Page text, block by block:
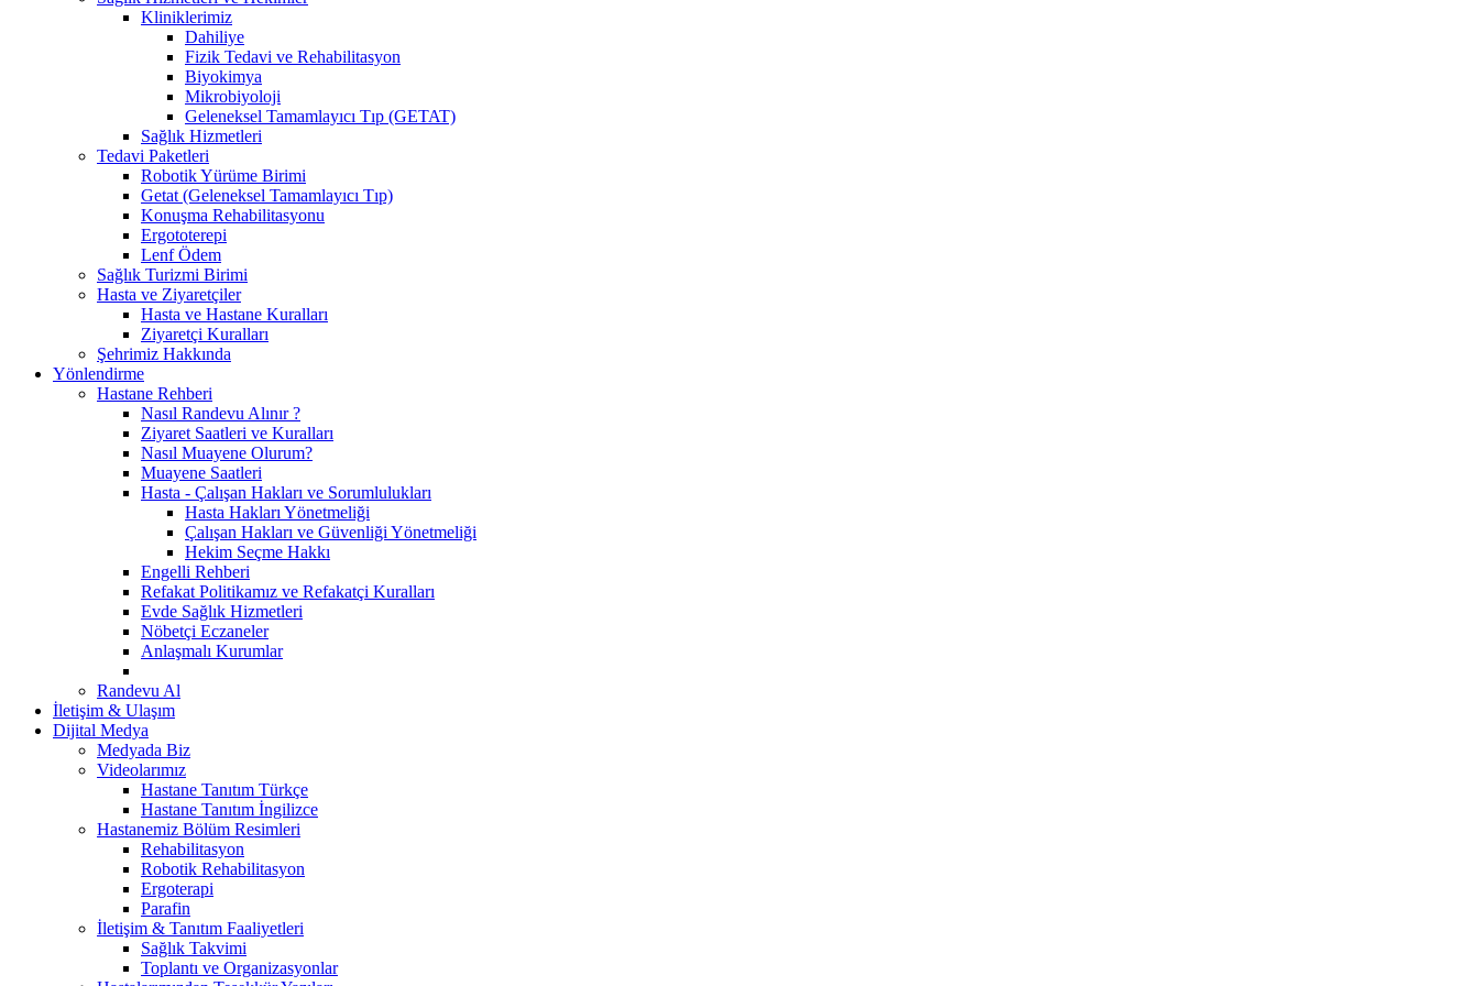
Kliniklerimiz
Dahiliye
Fizik Tedavi ve Rehabilitasyon
Biyokimya
Mikrobiyoloji
Geleneksel Tamamlayıcı Tıp (GETAT)
Sağlık Hizmetleri
Tedavi Paketleri
Robotik Yürüme Birimi
Getat (Geleneksel Tamamlayıcı Tıp)
Konuşma Rehabilitasyonu
Ergototerepi
Lenf Ödem
Sağlık Turizmi Birimi
Hasta ve Ziyaretçiler
Hasta ve Hastane Kuralları
Ziyaretçi Kuralları
Şehrimiz Hakkında
Yönlendirme
Hastane Rehberi
Nasıl Randevu Alınır ?
Ziyaret Saatleri ve Kuralları
Nasıl Muayene Olurum?
Muayene Saatleri
Hasta - Çalışan Hakları ve Sorumlulukları
Hasta Hakları Yönetmeliği
Çalışan Hakları ve Güvenliği Yönetmeliği
Hekim Seçme Hakkı
Engelli Rehberi
Refakat Politikamız ve Refakatçi Kuralları
Evde Sağlık Hizmetleri
Nöbetçi Eczaneler
Anlaşmalı Kurumlar
Randevu Al
İletişim & Ulaşım
Dijital Medya
Medyada Biz
Videolarımız
Hastane Tanıtım Türkçe
Hastane Tanıtım İngilizce
Hastanemiz Bölüm Resimleri
Rehabilitasyon
Robotik Rehabilitasyon
Ergoterapi
Parafin
İletişim & Tanıtım Faaliyetleri
Sağlık Takvimi
Toplantı ve Organizasyonlar